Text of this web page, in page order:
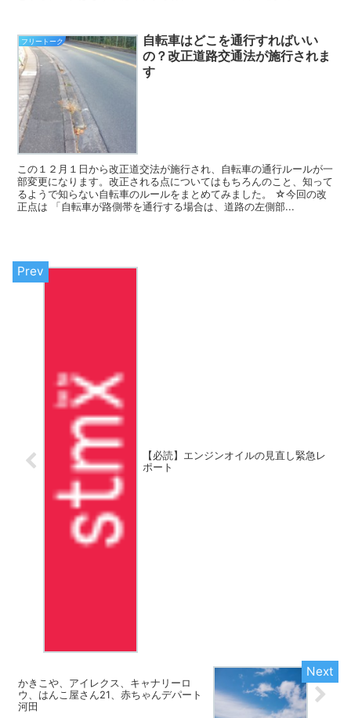
フリートーク
自転車はどこを通行すればいい
の？改正道路交通法が施行されま
す
この１２月１日から改正道交法が施行され、自転車の通行ルールが一
部変更になります。改正される点についてはもちろんのこと、知って
るようで知らない自転車のルールをまとめてみました。 ☆今回の改
正点は 「自転車が路側帯を通行する場合は、道路の左側部...
【必読】エンジンオイルの見直し緊急レ
ポート
かきこや、アイレクス、キャナリーロ
ウ、はんこ屋さん21、赤ちゃんデパート
河田